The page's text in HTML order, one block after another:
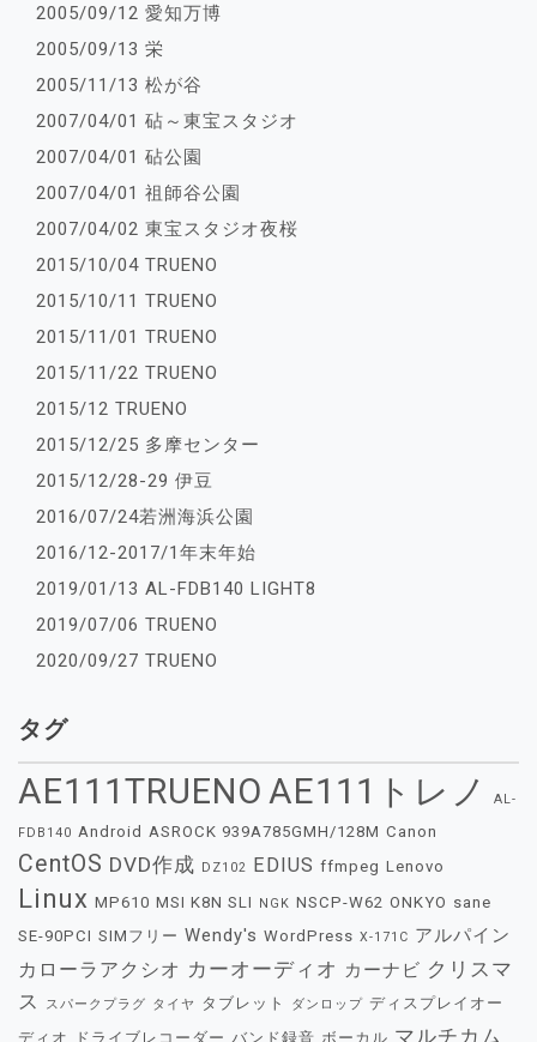
2005/09/12 愛知万博
2005/09/13 栄
2005/11/13 松が谷
2007/04/01 砧～東宝スタジオ
2007/04/01 砧公園
2007/04/01 祖師谷公園
2007/04/02 東宝スタジオ夜桜
2015/10/04 TRUENO
2015/10/11 TRUENO
2015/11/01 TRUENO
2015/11/22 TRUENO
2015/12 TRUENO
2015/12/25 多摩センター
2015/12/28-29 伊豆
2016/07/24若洲海浜公園
2016/12-2017/1年末年始
2019/01/13 AL-FDB140 LIGHT8
2019/07/06 TRUENO
2020/09/27 TRUENO
タグ
AE111TRUENO AE111トレノ AL-
FDB140 Android ASROCK 939A785GMH/128M Canon
CentOS DVD作成 DZ102 EDIUS ffmpeg Lenovo
Linux MP610 MSI K8N SLI NGK NSCP-W62 ONKYO sane
SE-90PCI SIMフリー Wendy's WordPress X-171C アルパイン
カローラアクシオ カーオーディオ カーナビ クリスマ
ス
スパークプラグ タイヤ タブレット ダンロップ ディスプレイオー
ディオ
ドライブレコーダー バンド録音 ボーカル マルチカム